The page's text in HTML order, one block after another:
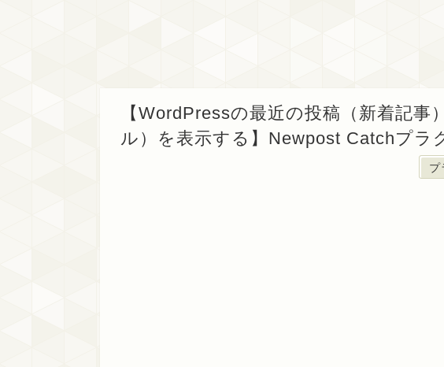
【WordPressの最近の投稿（新着記
ル）を表示する】Newpost Catchプラ
プ